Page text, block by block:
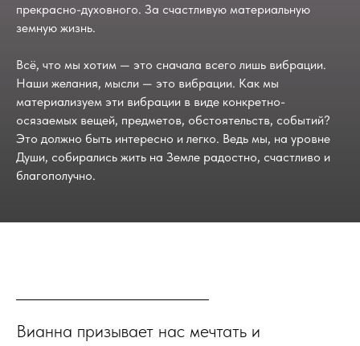
прекрасно-духовного. За счастливую материальную
земную жизнь.
Всё, что мы хотим — это сначала всего лишь вибрации.
Наши желания, мысли — это вибрации. Как мы
материализуем эти вибрации в виде конкретно-
осязаемых вещей, предметов, обстоятельств, событий?
Это должно быть интересно и легко. Ведь мы, на уровне
Души, собирались жить на Земле радостно, счастливо и
благополучно.
Вианна призывает нас мечтать и